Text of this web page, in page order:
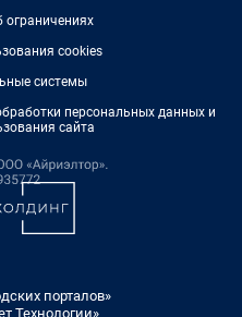
cookies
системы
персональных данных и
сайта
порталов»
Технологии»